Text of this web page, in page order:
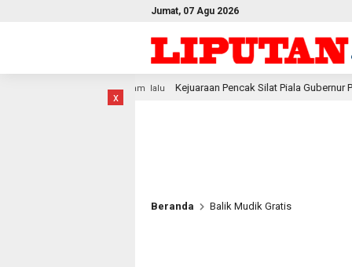
Jumat, 07 Agu 2026
x
Kejuaraan Pencak Silat Piala Gubernur PBD 2026, Atlet Kodam XVIII
Beranda Balik Mudik Gratis